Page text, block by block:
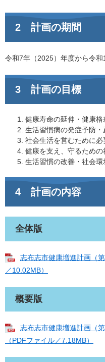
2 計画の期間
令和7年（2025）年度から令
3 計画の目標
健康寿命の延伸・健康格
生活習慣病の発症予防・
社会生活を営むために
健康を支え、守るため
生活習慣の改善・社会環
4 計画の内容
全体版
志布志市健康増進計画（
／10.02MB）
概要版
志布志市健康増進計画（
（PDFファイル／7.18MB）